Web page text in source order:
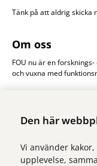
Den här
Vi använder
upplevelse,
Tänk på att aldrig skicka
Om oss
FOU nu är en
och vuxna med
Vi samfinansieras av
Upplands Väsby.